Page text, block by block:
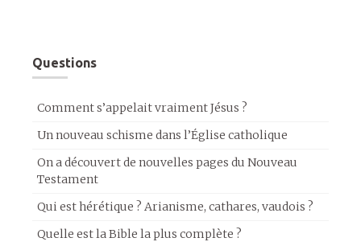
Questions
Comment s’appelait vraiment Jésus ?
Un nouveau schisme dans l’Église catholique
On a découvert de nouvelles pages du Nouveau
Testament
Qui est hérétique ? Arianisme, cathares, vaudois ?
Quelle est la Bible la plus complète ?